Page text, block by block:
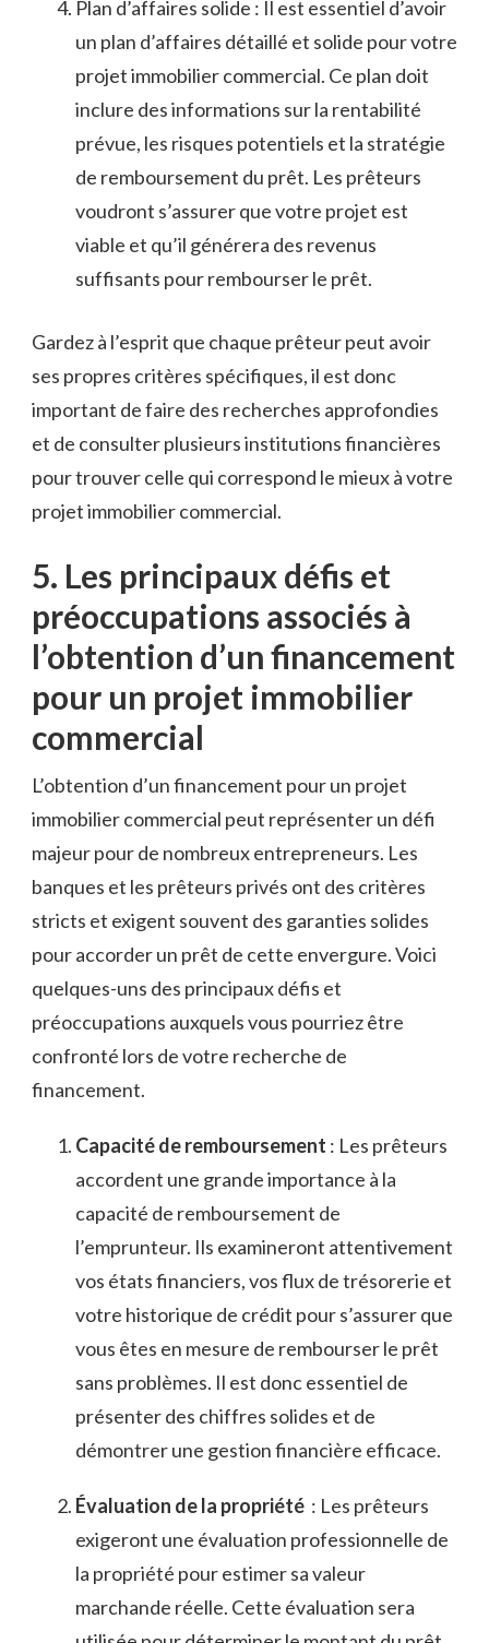
Plan ⁤d’affaires ‍solide : Il est ⁢essentiel d’avoir
un ⁤plan d’affaires détaillé ​et solide pour votre
projet​ immobilier commercial. Ce‌ plan doit
⁤inclure des informations⁣ sur la ‌rentabilité
prévue, les risques potentiels et⁣ la⁣ stratégie
de remboursement du prêt. Les ⁣prêteurs
voudront ⁢s’assurer que‍ votre ⁤projet‌ est
viable ‍et qu’il générera des⁢ revenus
⁤suffisants pour ‍rembourser le prêt.
Gardez à ⁢l’esprit que chaque prêteur peut avoir
ses ⁢propres critères spécifiques, il est donc
important ‍de faire des ⁢recherches​ approfondies
et de consulter plusieurs ‌institutions ‍financières
pour trouver celle qui correspond ‌le mieux à votre
projet immobilier commercial.
5.⁣ Les principaux défis et
préoccupations associés ⁣à
l’obtention d’un ​financement
⁢pour un projet immobilier
commercial
L’obtention d’un financement pour un​ projet
⁢immobilier commercial peut représenter un⁣ défi⁣
majeur pour de nombreux entrepreneurs.⁤ Les
banques et les prêteurs privés ont des⁢ critères
stricts ⁣et exigent souvent ⁢des garanties solides
pour accorder un⁢ prêt‌ de cette ⁢envergure. Voici⁤
quelques-uns des ⁢principaux défis et
préoccupations auxquels ‌vous pourriez être⁢
confronté ⁢lors de votre ⁢recherche de
financement.
Capacité de⁤ remboursement : Les prêteurs‍
accordent une grande importance à la⁢
capacité de remboursement de
l’emprunteur. Ils examineront attentivement ​
vos états ⁣financiers,‌ vos flux ‍de‌ trésorerie⁤ et ​
votre ‍historique ‌de crédit pour ⁣s’assurer ​que
vous⁤ êtes en⁤ mesure de rembourser le prêt
sans problèmes.‍ Il est donc essentiel de
⁤présenter des ⁣chiffres ⁤solides et de
démontrer une gestion financière efficace.
Évaluation ⁤de la propriété ‍ : Les prêteurs
exigeront ​une évaluation professionnelle de
la propriété pour ‌estimer ⁣sa ⁤valeur
⁤marchande ‍réelle. Cette⁢ évaluation⁣ sera